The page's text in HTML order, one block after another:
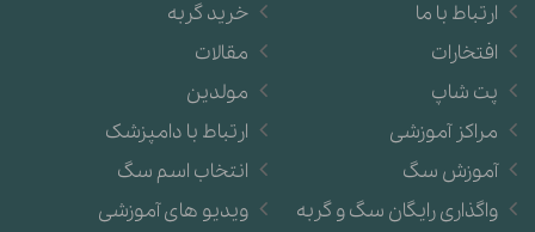
خرید گربه
مقالات
مولدین
ارتباط با دامپزشک
انتخاب اسم سگ
ویدیو های آموزشی
ارتباط با ما
افتخارات
پت شاپ
مراکز آموزشی
آموزش سگ
واگذاری رایگان سگ و گربه